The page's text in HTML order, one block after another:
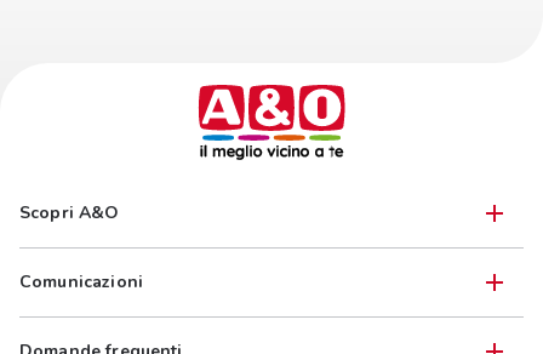
Scopri A&O
Comunicazioni